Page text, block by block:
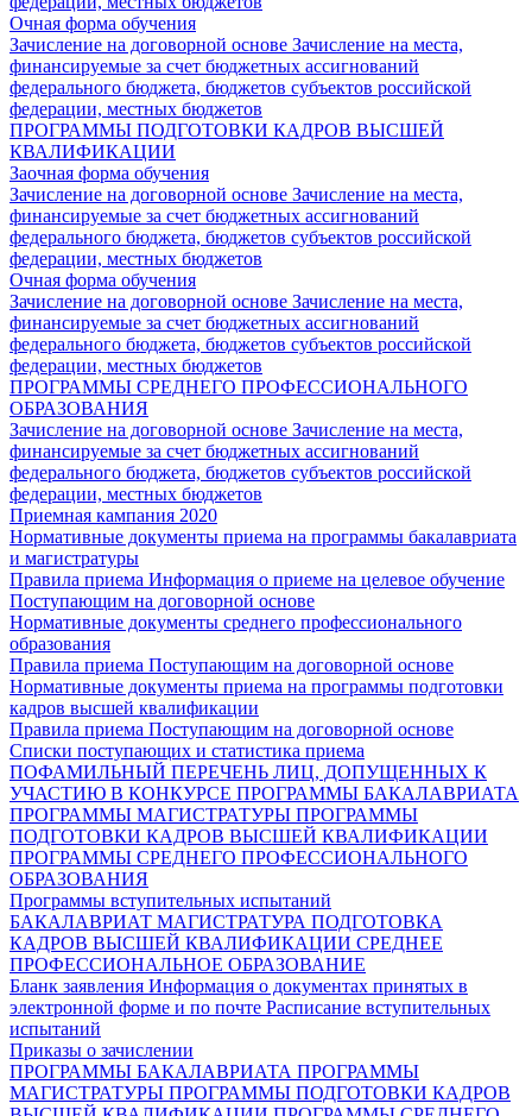
Очная форма обучения
Зачисление на договорной основе Зачисление на места,
финансируемые за счет бюджетных ассигнований
федерального бюджета, бюджетов субъектов российской
федерации, местных бюджетов
ПРОГРАММЫ ПОДГОТОВКИ КАДРОВ ВЫСШЕЙ
КВАЛИФИКАЦИИ
Заочная форма обучения
Зачисление на договорной основе Зачисление на места,
финансируемые за счет бюджетных ассигнований
федерального бюджета, бюджетов субъектов российской
федерации, местных бюджетов
Очная форма обучения
Зачисление на договорной основе Зачисление на места,
финансируемые за счет бюджетных ассигнований
федерального бюджета, бюджетов субъектов российской
федерации, местных бюджетов
ПРОГРАММЫ СРЕДНЕГО ПРОФЕССИОНАЛЬНОГО
ОБРАЗОВАНИЯ
Зачисление на договорной основе Зачисление на места,
финансируемые за счет бюджетных ассигнований
федерального бюджета, бюджетов субъектов российской
федерации, местных бюджетов
Приемная кампания 2020
Нормативные документы приема на программы бакалавриата
и магистратуры
Правила приема Информация о приеме на целевое обучение
Поступающим на договорной основе
Нормативные документы среднего профессионального
образования
Правила приема Поступающим на договорной основе
Нормативные документы приема на программы подготовки
кадров высшей квалификации
Правила приема Поступающим на договорной основе
Списки поступающих и статистика приема
ПОФАМИЛЬНЫЙ ПЕРЕЧЕНЬ ЛИЦ, ДОПУЩЕННЫХ К
УЧАСТИЮ В КОНКУРСЕ ПРОГРАММЫ БАКАЛАВРИАТА
ПРОГРАММЫ МАГИСТРАТУРЫ ПРОГРАММЫ
ПОДГОТОВКИ КАДРОВ ВЫСШЕЙ КВАЛИФИКАЦИИ
ПРОГРАММЫ СРЕДНЕГО ПРОФЕССИОНАЛЬНОГО
ОБРАЗОВАНИЯ
Программы вступительных испытаний
БАКАЛАВРИАТ МАГИСТРАТУРА ПОДГОТОВКА
КАДРОВ ВЫСШЕЙ КВАЛИФИКАЦИИ СРЕДНЕЕ
ПРОФЕССИОНАЛЬНОЕ ОБРАЗОВАНИЕ
Бланк заявления Информация о документах принятых в
электронной форме и по почте Расписание вступительных
испытаний
Приказы о зачислении
ПРОГРАММЫ БАКАЛАВРИАТА ПРОГРАММЫ
МАГИСТРАТУРЫ ПРОГРАММЫ ПОДГОТОВКИ КАДРОВ